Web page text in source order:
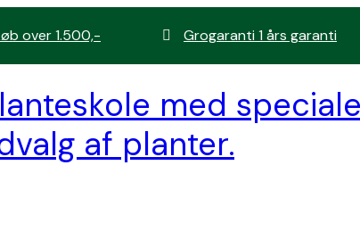
over 1.500,- Grogaranti 1 års garanti
med
af planter.